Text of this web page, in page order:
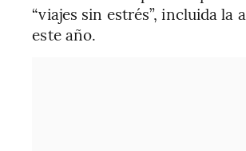
“viajes sin estrés”, incluida
este año.